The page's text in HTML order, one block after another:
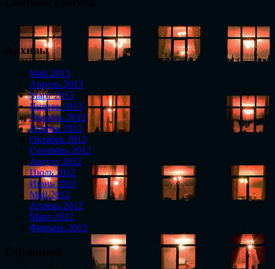
Архивы
Май 2013
Апрель 2013
Март 2013
Январь 2013
Декабрь 2012
Ноябрь 2012
Октябрь 2012
Сентябрь 2012
Август 2012
Июль 2012
Июнь 2012
Май 2012
Апрель 2012
Март 2012
Февраль 2012